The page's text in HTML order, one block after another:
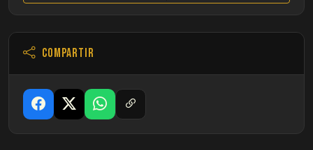
08 El de los flashbacks del día de acción de gracias
09 El del sándwich de Ross
Compartir